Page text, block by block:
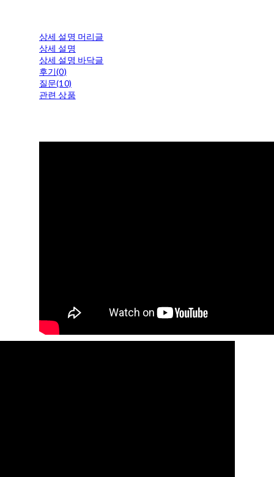
상세 설명 머리글
상세 설명
상세 설명 바닥글
후기(0)
질문(10)
관련 상품